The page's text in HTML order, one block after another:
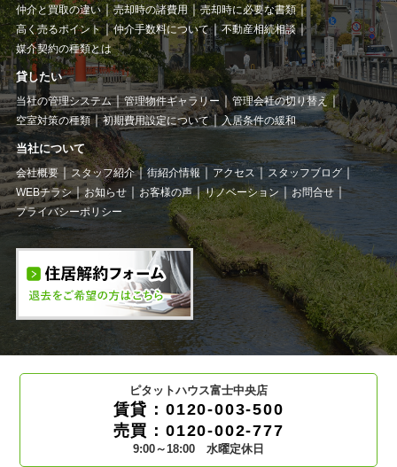
仲介と買取の違い
売却時の諸費用
売却時に必要な書類
高く売るポイント
仲介手数料について
不動産相続相談
媒介契約の種類とは
貸したい
当社の管理システム 管理物件ギャラリー
管理会社の切り替え
空室対策の種類
初期費用設定について 入居条件の緩和
当社について
会社概要 スタッフ紹介 街紹介情報 アクセス
スタッフブログ
WEBチラシ
お知らせ お客様の声 リノベーション
お問合せ
プライバシーポリシー
ピタットハウス富士中央店
賃貸：0120-003-500
売買：0120-002-777
9:00～18:00 水曜定休日